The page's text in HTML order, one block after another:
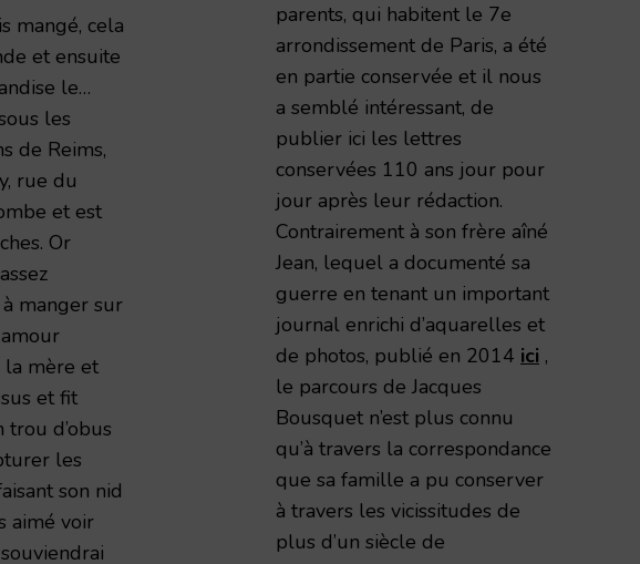
mangé, cela
et ensuite
le…
les
de Reims,
rue du
et est
Or
manger sur
mère et
et fit
d’obus
les
son nid
aimé voir
parents, qui habitent le 7e
arrondissement de Paris, a été
en partie conservée et il nous
a semblé intéressant, de
publier ici les lettres
conservées 110 ans jour pour
jour après leur rédaction.
Contrairement à son frère aîné
Jean, lequel a documenté sa
guerre en tenant un important
journal enrichi d’aquarelles et
de photos, publié en 2014 ici ,
le parcours de Jacques
Bousquet n’est plus connu
qu’à travers la correspondance
que sa famille a pu conserver
à travers les vicissitudes de
plus d’un siècle de